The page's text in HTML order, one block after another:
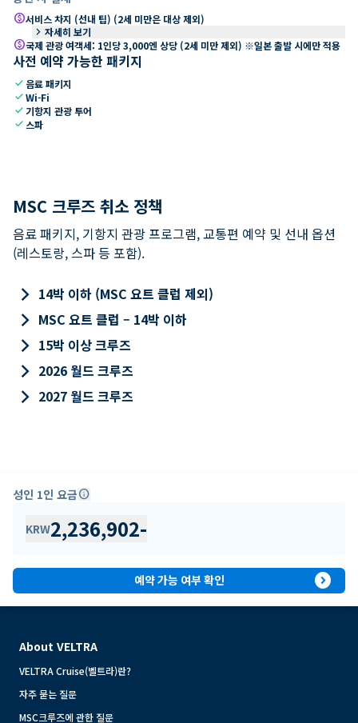
paid서비스 차지 (선내 팁) (2세 미만은 대상 제외)
keyboard_arrow_right 자세히 보기
paid국제 관광 여객세: 1인당 3,000엔 상당 (2세 미만 제외) ※일본 출발 시에만 적용
사전 예약 가능한 패키지
check 음료 패키지
checkWi-Fi
check 기항지 관광 투어
check 스파
MSC 크루즈 취소 정책
음료 패키지, 기항지 관광 프로그램, 교통편 예약 및 선내 옵션
(레스토랑, 스파 등 포함).
keyboard_arrow_right 14박 이하 (MSC 요트 클럽 제외)
keyboard_arrow_right MSC 요트 클럽 – 14박 이하
keyboard_arrow_right 15박 이상 크루즈
keyboard_arrow_right 2026 월드 크루즈
keyboard_arrow_right 2027 월드 크루즈
성인 1인 요금info
KRW2,236,902-
예약 가능 여부 확인 expand_circle_right
About VELTRA
VELTRA Cruise(벨트라)란?
자주 묻는 질문
MSC크루즈에 관한 질문